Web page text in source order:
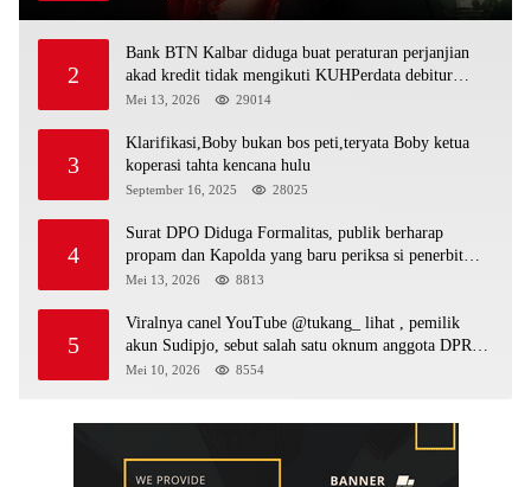
2
Bank BTN Kalbar diduga buat peraturan perjanjian
akad kredit tidak mengikuti KUHPerdata debitur
awam di bentur dengan aturan diduga tanpa dasar
Mei 13, 2026 29014
3
Klarifikasi,Boby bukan bos peti,teryata Boby ketua
koperasi tahta kencana hulu
September 16, 2025 28025
4
Surat DPO Diduga Formalitas, publik berharap
propam dan Kapolda yang baru periksa si penerbit
surat serta Aph diduga lepaskan DPO
Mei 13, 2026 8813
5
Viralnya canel YouTube @tukang_ lihat , pemilik
akun Sudipjo, sebut salah satu oknum anggota DPRD
mempawah terlibat sebagai cukong peti Kapolda yang
Mei 10, 2026 8554